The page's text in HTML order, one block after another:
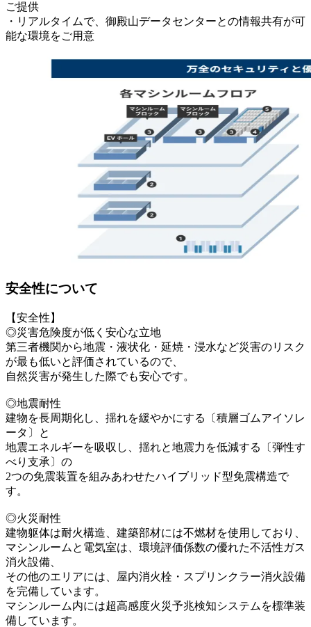
ご提供
・リアルタイムで、御殿山データセンターとの情報共有が可
能な環境をご用意
安全性について
【安全性】
◎災害危険度が低く安心な立地
第三者機関から地震・液状化・延焼・浸水など災害のリスク
が最も低いと評価されているので、
自然災害が発生した際でも安心です。
◎地震耐性
建物を長周期化し、揺れを緩やかにする〔積層ゴムアイソレ
ータ〕と
地震エネルギーを吸収し、揺れと地震力を低減する〔弾性す
べり支承〕の
2つの免震装置を組みあわせたハイブリッド型免震構造で
す。
◎火災耐性
建物躯体は耐火構造、建築部材には不燃材を使用しており、
マシンルームと電気室は、環境評価係数の優れた不活性ガス
消火設備、
その他のエリアには、屋内消火栓・スプリンクラー消火設備
を完備しています。
マシンルーム内には超高感度火災予兆検知システムを標準装
備しています。